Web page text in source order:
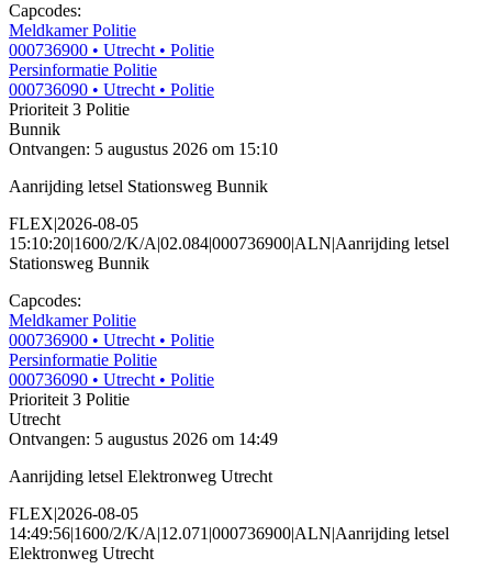
Capcodes:
Meldkamer Politie
000736900 • Utrecht • Politie
Persinformatie Politie
000736090 • Utrecht • Politie
Prioriteit 3 Politie
Bunnik
Ontvangen: 5 augustus 2026 om 15:10
Aanrijding letsel Stationsweg Bunnik
FLEX|2026-08-05
15:10:20|1600/2/K/A|02.084|000736900|ALN|Aanrijding letsel
Stationsweg Bunnik
Capcodes:
Meldkamer Politie
000736900 • Utrecht • Politie
Persinformatie Politie
000736090 • Utrecht • Politie
Prioriteit 3 Politie
Utrecht
Ontvangen: 5 augustus 2026 om 14:49
Aanrijding letsel Elektronweg Utrecht
FLEX|2026-08-05
14:49:56|1600/2/K/A|12.071|000736900|ALN|Aanrijding letsel
Elektronweg Utrecht